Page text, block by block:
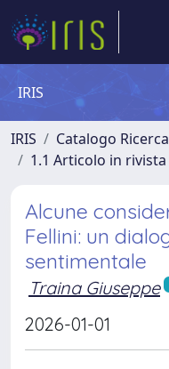
IRIS
IRIS Catalogo Ricerca
1.1 Articolo in rivista
Alcune
Fellini: un
sentimentale
Traina Giuseppe
2026-01-01